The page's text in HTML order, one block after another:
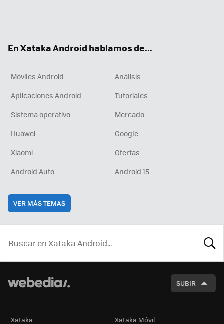
En Xataka Android hablamos de...
Móviles Android
Análisis
Aplicaciones Android
Tutoriales
Sistema operativo
Mercado
Huawei
Google
Xiaomi
Ofertas
Android Auto
Android 15
VER MÁS TEMAS
SUBIR
Xataka Xataka Móvil